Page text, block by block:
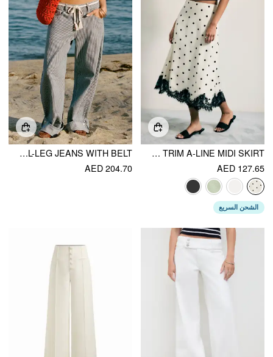
SATIN MID RISE POLKA DOT LACE TRIM A-LINE MIDI SKIRT
AED 127.65
الشحن السريع
DENIM MID RISE STRIPED BARREL-LEG JEANS WITH BELT
AED 204.70